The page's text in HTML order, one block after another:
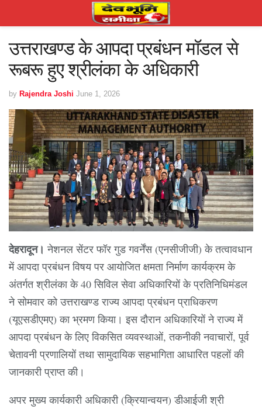
उत्तराखण्ड के आपदा प्रबंधन मॉडल से
रूबरू हुए श्रीलंका के अधिकारी
by Rajendra Joshi June 1, 2026
देहरादून। नेशनल सेंटर फॉर गुड गवर्नेंस (एनसीजीजी) के तत्वावधान
में आपदा प्रबंधन विषय पर आयोजित क्षमता निर्माण कार्यक्रम के
अंतर्गत श्रीलंका के 40 सिविल सेवा अधिकारियों के प्रतिनिधिमंडल
ने सोमवार को उत्तराखण्ड राज्य आपदा प्रबंधन प्राधिकरण
(यूएसडीएमए) का भ्रमण किया। इस दौरान अधिकारियों ने राज्य में
आपदा प्रबंधन के लिए विकसित व्यवस्थाओं, तकनीकी नवाचारों, पूर्व
चेतावनी प्रणालियों तथा सामुदायिक सहभागिता आधारित पहलों की
जानकारी प्राप्त की।
अपर मुख्य कार्यकारी अधिकारी (क्रियान्वयन) डीआईजी श्री